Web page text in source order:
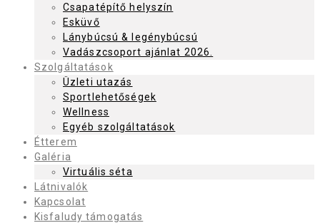
Csapatépítő helyszín
Esküvő
Lánybúcsú & legénybúcsú
Vadászcsoport ajánlat 2026.
Szolgáltatások
Üzleti utazás
Sportlehetőségek
Wellness
Egyéb szolgáltatások
Étterem
Galéria
Virtuális séta
Látnivalók
Kapcsolat
Kisfaludy támogatás